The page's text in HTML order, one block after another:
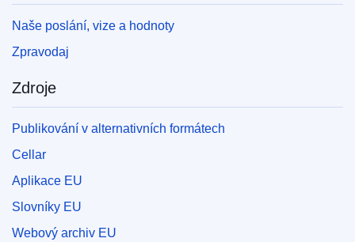
Naše poslání, vize a hodnoty
Zpravodaj
Zdroje
Publikování v alternativních formátech
Cellar
Aplikace EU
Slovníky EU
Webový archiv EU